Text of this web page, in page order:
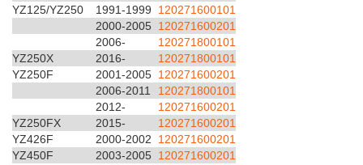
YZ125/YZ250
1991-1999 120271600101
2000-2005 120271600201
2006-
120271800101
YZ250X
2016-
120271800101
YZ250F
2001-2005 120271600201
2006-2011
120271800101
2012-
120271600201
YZ250FX
2015-
120271600201
YZ426F
2000-2002
120271600201
YZ450F
2003-2005
120271600201